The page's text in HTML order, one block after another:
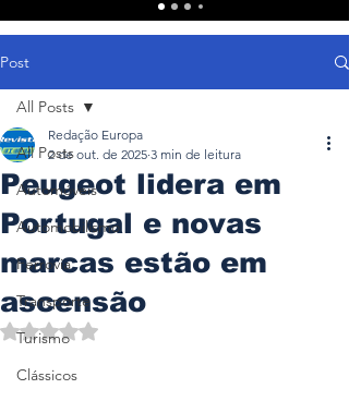
Post
All Posts
Automóveis
Automobilismo
Ferrovia
Transporte
Turismo
Clássicos
All Posts
Peugeot lidera em
Portugal e novas
marcas estão em
ascensão
Redação Europa
2 de out. de 2025 3 min de leitura
Avaliado com NaN de 5 estrelas.